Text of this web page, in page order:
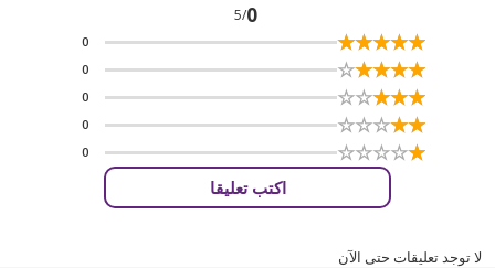
0
/5
☆
☆
☆
☆
☆ ★
★
★
★
★
0
☆
☆
☆
☆
☆ ★
★
★
★
★
0
☆
☆
☆
☆
☆ ★
★
★
★
★
0
☆
☆
☆
☆
☆ ★
★
★
★
★
0
☆
☆
☆
☆
☆ ★
★
★
★
★
0
اكتب تعليقا
لا توجد تعليقات حتى الآن